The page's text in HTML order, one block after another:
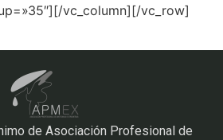
vc_column][/vc_row]
de Asociación Profesional de